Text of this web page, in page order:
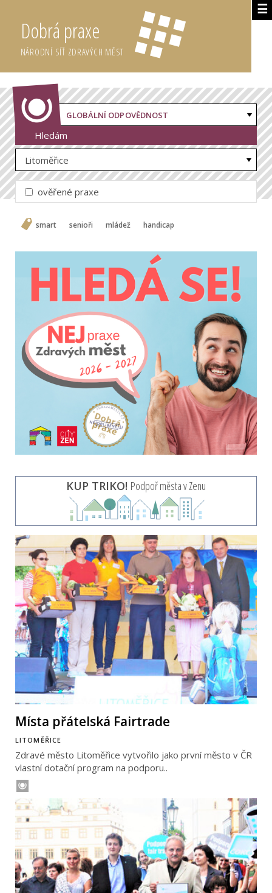
☰
Dobrá praxe
NÁRODNÍ SÍŤ ZDRAVÝCH MĚST
GLOBÁLNÍ ODPOVĚDNOST
Hledám
Litoměřice
ověřené praxe
smart senioři mládež handicap
KUP TRIKO! Podpoř města v Zenu
Místa přátelská Fairtrade
LITOMĚŘICE
Zdravé město Litoměřice vytvořilo jako první město v ČR
vlastní dotační program na podporu..